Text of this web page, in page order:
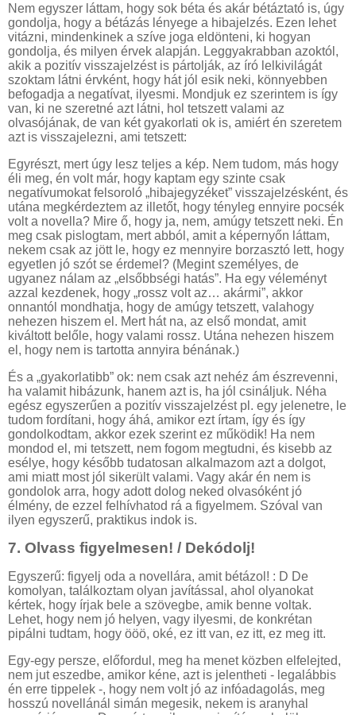
Nem egyszer láttam, hogy sok béta és akár bétáztató is, úgy
gondolja, hogy a bétázás lényege a hibajelzés. Ezen lehet
vitázni, mindenkinek a szíve joga eldönteni, ki hogyan
gondolja, és milyen érvek alapján. Leggyakrabban azoktól,
akik a pozitív visszajelzést is pártolják, az író lelkivilágát
szoktam látni érvként, hogy hát jól esik neki, könnyebben
befogadja a negatívat, ilyesmi. Mondjuk ez szerintem is így
van, ki ne szeretné azt látni, hol tetszett valami az
olvasójának, de van két gyakorlati ok is, amiért én szeretem
azt is visszajelezni, ami tetszett:
Egyrészt, mert úgy lesz teljes a kép. Nem tudom, más hogy
éli meg, én volt már, hogy kaptam egy szinte csak
negatívumokat felsoroló „hibajegyzéket” visszajelzésként, és
utána megkérdeztem az illetőt, hogy tényleg ennyire pocsék
volt a novella? Mire ő, hogy ja, nem, amúgy tetszett neki. Én
meg csak pislogtam, mert abból, amit a képernyőn láttam,
nekem csak az jött le, hogy ez mennyire borzasztó lett, hogy
egyetlen jó szót se érdemel? (Megint személyes, de
ugyanez nálam az „elsőbbségi hatás”. Ha egy véleményt
azzal kezdenek, hogy „rossz volt az… akármi”, akkor
onnantól mondhatja, hogy de amúgy tetszett, valahogy
nehezen hiszem el. Mert hát na, az első mondat, amit
kiváltott belőle, hogy valami rossz. Utána nehezen hiszem
el, hogy nem is tartotta annyira bénának.)
És a „gyakorlatibb” ok: nem csak azt nehéz ám észrevenni,
ha valamit hibázunk, hanem azt is, ha jól csináljuk. Néha
egész egyszerűen a pozitív visszajelzést pl. egy jelenetre, le
tudom fordítani, hogy áhá, amikor ezt írtam, így és így
gondolkodtam, akkor ezek szerint ez működik! Ha nem
mondod el, mi tetszett, nem fogom megtudni, és kisebb az
esélye, hogy később tudatosan alkalmazom azt a dolgot,
ami miatt most jól sikerült valami. Vagy akár én nem is
gondolok arra, hogy adott dolog neked olvasóként jó
élmény, de ezzel felhívhatod rá a figyelmem. Szóval van
ilyen egyszerű, praktikus indok is.
7. Olvass figyelmesen! / Dekódolj!
Egyszerű: figyelj oda a novellára, amit bétázol! : D De
komolyan, találkoztam olyan javítással, ahol olyanokat
kértek, hogy írjak bele a szövegbe, amik benne voltak.
Lehet, hogy nem jó helyen, vagy ilyesmi, de konkrétan
pipálni tudtam, hogy ööö, oké, ez itt van, ez itt, ez meg itt.
Egy-egy persze, előfordul, meg ha menet közben elfelejted,
nem jut eszedbe, amikor kéne, azt is jelentheti - legalábbis
én erre tippelek -, hogy nem volt jó az infóadagolás, meg
hosszú novellánál simán megesik, nekem is aranyhal